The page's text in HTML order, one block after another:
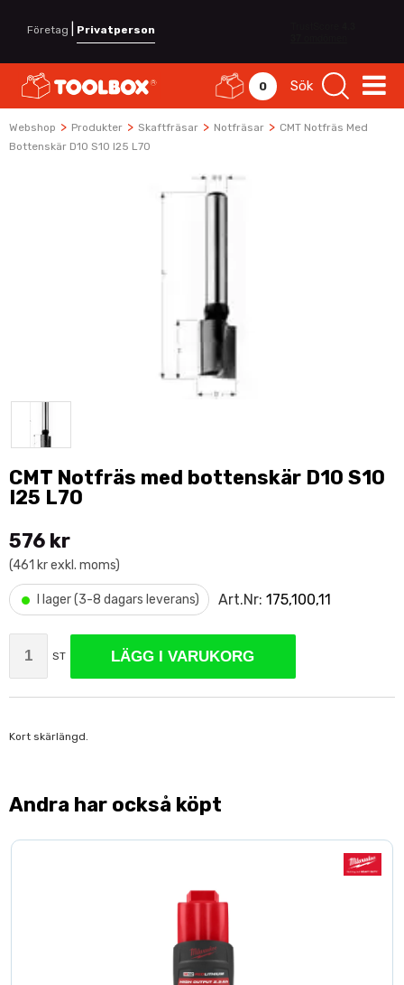
Företag Privatperson
0 Sök
Webshop > Produkter > Skaftfräsar > Notfräsar > CMT Notfräs Med
Bottenskär D10 S10 I25 L70
CMT Notfräs med bottenskär D10 S10
I25 L70
576 kr
(461 kr exkl. moms)
• I lager (3-8 dagars leverans) Art.Nr: 175,100,11
ST LÄGG I VARUKORG
Kort skärlängd.
Andra har också köpt